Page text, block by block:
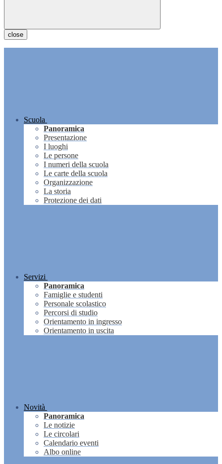
close
Scuola
Panoramica
Presentazione
I luoghi
Le persone
I numeri della scuola
Le carte della scuola
Organizzazione
La storia
Protezione dei dati
Servizi
Panoramica
Famiglie e studenti
Personale scolastico
Percorsi di studio
Orientamento in ingresso
Orientamento in uscita
Novità
Panoramica
Le notizie
Le circolari
Calendario eventi
Albo online